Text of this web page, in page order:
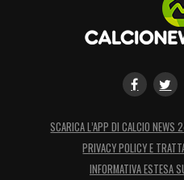
SCARICA L’APP DI CALCIO NEWS
PRIVACY POLICY E
INFORMATIVA ESTESA